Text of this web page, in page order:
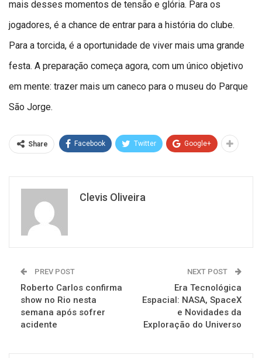
mais desses momentos de tensão e glória. Para os
jogadores, é a chance de entrar para a história do clube.
Para a torcida, é a oportunidade de viver mais uma grande
festa. A preparação começa agora, com um único objetivo
em mente: trazer mais um caneco para o museu do Parque
São Jorge.
Share Facebook Twitter Google+
Clevis Oliveira
PREV POST
Roberto Carlos confirma
show no Rio nesta
semana após sofrer
acidente
NEXT POST
Era Tecnológica
Espacial: NASA, SpaceX
e Novidades da
Exploração do Universo